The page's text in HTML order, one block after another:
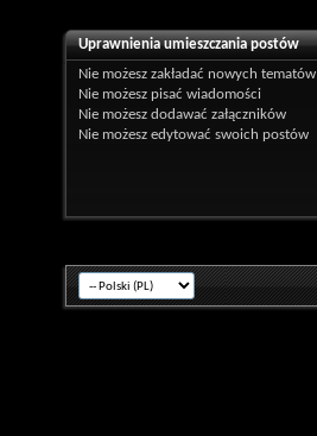
Uprawnienia umieszczania postów
Nie możesz zakładać nowych tematów
Nie możesz pisać wiadomości
Nie możesz dodawać załączników
Nie możesz edytować swoich postów